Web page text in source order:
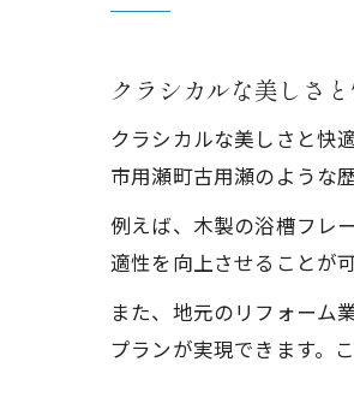
クラシカルな美しさ
クラシカルな美しさと快
市用瀬町古用瀬のような
例えば、木製の浴槽フレ
適性を向上させることが
また、地元のリフォーム
プランが実現できます。